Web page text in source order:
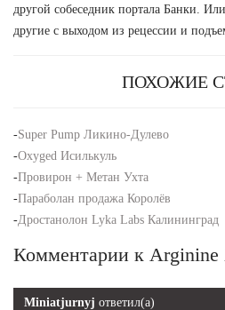
другой собеседник портала Банки.
другие с выходом из рецессии и
ПОХОЖИЕ
-Super Pump Ликино-Дулево
-Oxyged Исилькуль
-Провирон + Метан Ухта
-Параболан продажа Королёв
-Дростанолон Lyka Labs Калининград
Комментарии к Arginine
Miniatjurnyj ответил(а)